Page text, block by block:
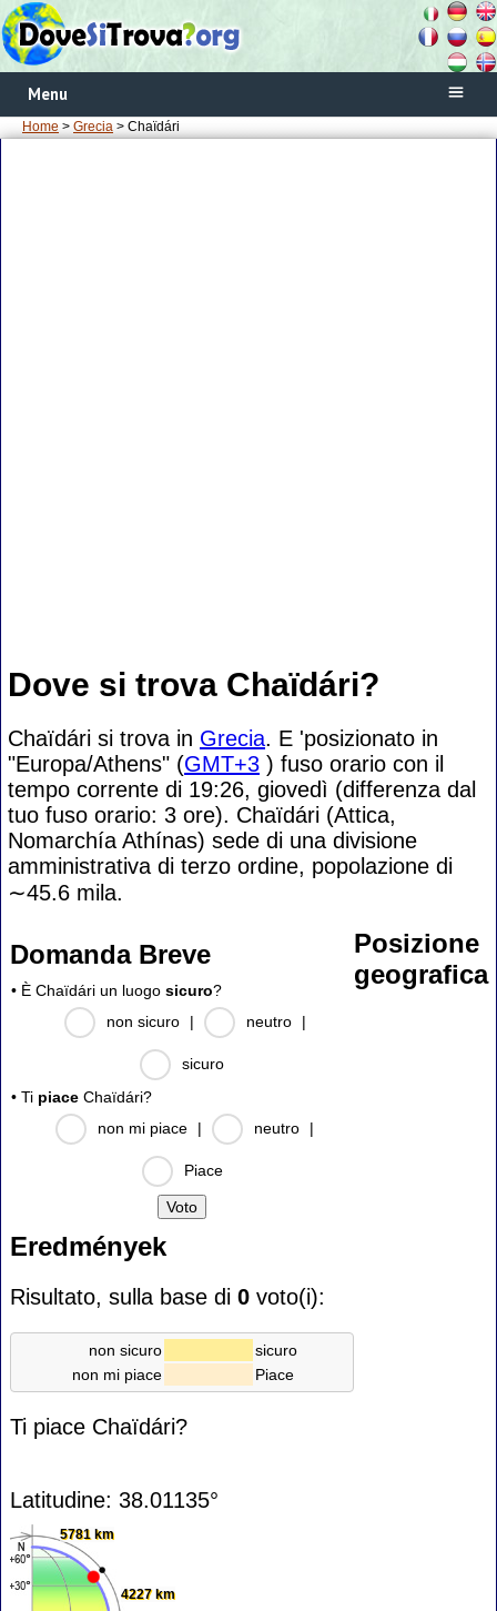
Menu
Home > Grecia > Chaïdári
Dove si trova Chaïdári?
Chaïdári si trova in Grecia. E 'posizionato in
"Europa/Athens" (GMT+3 ) fuso orario con il
tempo corrente di 19:26, giovedì (differenza dal
tuo fuso orario: 3 ore). Chaïdári (Attica,
Nomarchía Athínas) sede di una divisione
amministrativa di terzo ordine, popolazione di
∼45.6 mila.
Domanda Breve
• È Chaïdári un luogo sicuro?
non sicuro
| neutro |
sicuro
• Ti piace Chaïdári?
non mi piace
| neutro |
Piace
Eredmények
Risultato, sulla base di 0 voto(i):
non sicuro
sicuro
non mi piace
Piace
Ti piace Chaïdári?
Posizione
geografica
Latitudine: 38.01135°
5781 km
4227 km